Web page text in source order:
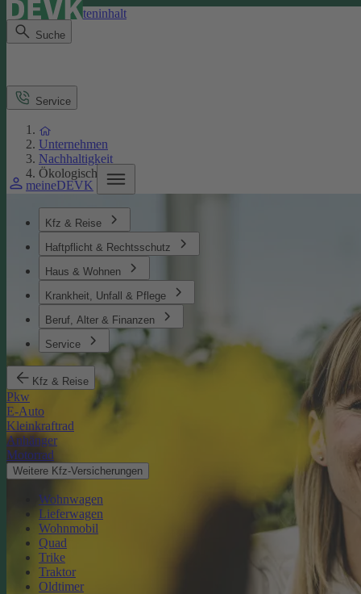
Direkt zum Seiteninhalt
Suche
meineDEVK
Kfz & Reise
Haftpflicht & Rechtsschutz
Haus & Wohnen
Krankheit, Unfall & Pflege
Beruf, Alter & Finanzen
Service
Kfz & Reise
Pkw
E-Auto
Kleinkraftrad
Anhänger
Motorrad
Weitere Kfz-Versicherungen
Wohnwagen
Lieferwagen
Wohnmobil
Quad
Trike
Traktor
Oldtimer
Service
Unternehmen
Nachhaltigkeit
Ökologisches